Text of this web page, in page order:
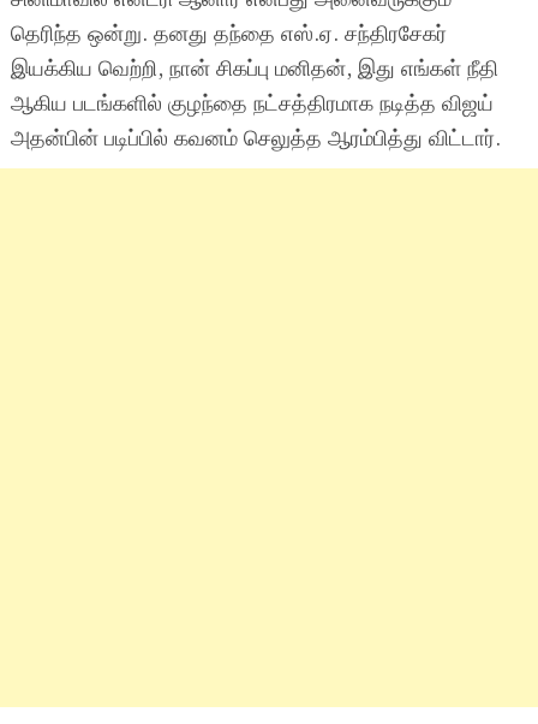
தெரிந்த ஒன்று. தனது தந்தை எஸ்.ஏ. சந்திரசேகர்
இயக்கிய வெற்றி, நான் சிகப்பு மனிதன், இது எங்கள் நீதி
ஆகிய படங்களில் குழந்தை நட்சத்திரமாக நடித்த விஜய்
அதன்பின் படிப்பில் கவனம் செலுத்த ஆரம்பித்து விட்டார்.